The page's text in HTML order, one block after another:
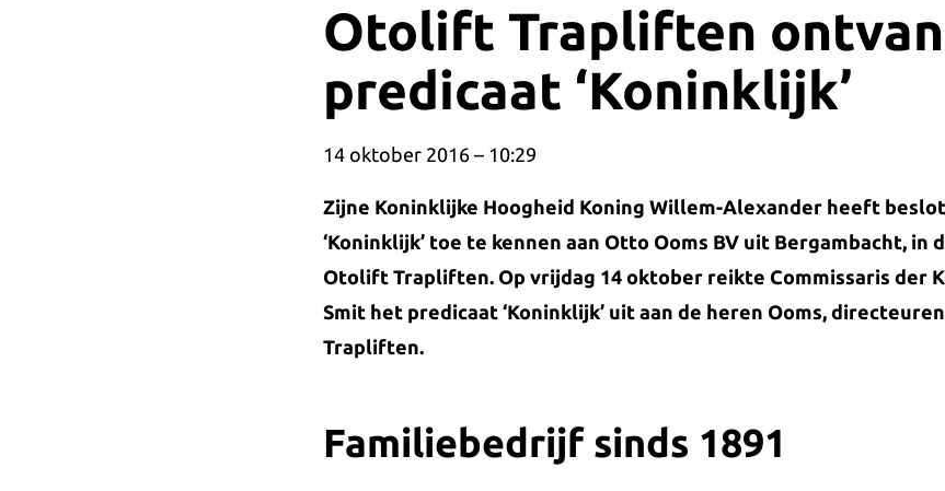
Otolift Trapliften
predicaat ‘Koninklijk’
14 oktober 2016 – 10:29
Zijne Koninklijke Hoogheid Koning Willem-Alexander heeft
‘Koninklijk’ toe te kennen aan Otto Ooms BV uit Bergambacht, in
Otolift Trapliften. Op vrijdag 14 oktober reikte Commissaris der
Smit het predicaat ‘Koninklijk’ uit aan de heren Ooms,
Trapliften.
Familiebedrijf sinds 1891